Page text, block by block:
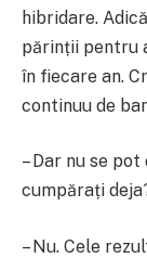
hibridare.
părinții pentru
în fiecare an.
continuu de
– Dar nu se
cumpărați
– Nu. Cele